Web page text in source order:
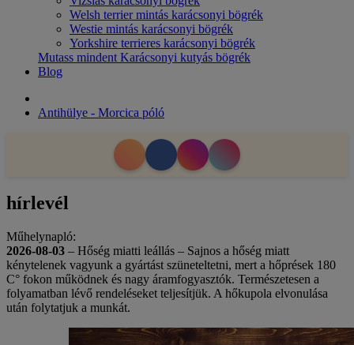
Welsh terrier mintás karácsonyi bögrék
Westie mintás karácsonyi bögrék
Yorkshire terrieres karácsonyi bögrék
Mutass mindent Karácsonyi kutyás bögrék
Blog
Antihülye - Morcica póló
hírlevél
Műhelynapló:
2026-08-03 – Hőség miatti leállás – Sajnos a hőség miatt
kénytelenek vagyunk a gyártást szüneteltetni, mert a hőprések 180
C° fokon működnek és nagy áramfogyasztók. Természetesen a
folyamatban lévő rendeléseket teljesítjük. A hőkupola elvonulása
után folytatjuk a munkát.